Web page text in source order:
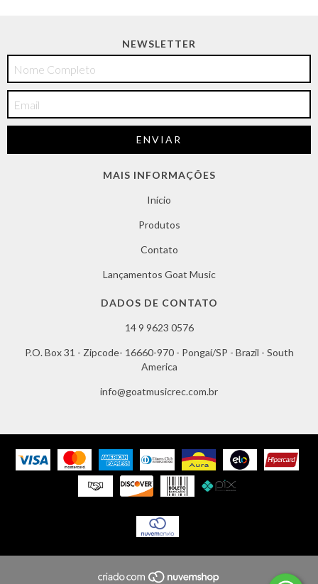
NEWSLETTER
MAIS INFORMAÇÕES
Início
Produtos
Contato
Lançamentos Goat Music
DADOS DE CONTATO
14 9 9623 0576
P.O. Box 31 - Zipcode- 16660-970 - Pongaí/SP - Brazil - South
America
info@goatmusicrec.com.br